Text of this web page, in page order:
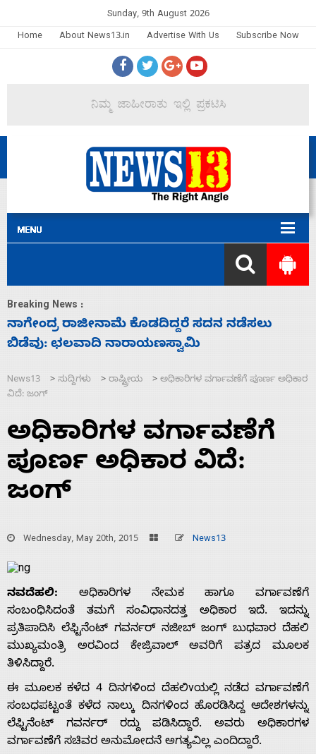
Sunday, 9th August 2026
Home
About News13.in Advertise With Us Subscribe Now
Breaking News :
ಸಚಿವ ಸಂಪುಟ ವಿಸ್ತರಣೆ ಮಾಡಿದ್ದು ಹಣಬಲ ಮತ್ತು
ಹೈಕಮಾಂಡ್ ರಾಜಕಾರಣಕ್ಕೆ: ವಿಜಯೇಂದ್ರ
News13 > ಸುದ್ದಿಗಳು > ರಾಷ್ಟ್ರೀಯ > ಅಧಿಕಾರಿಗಳ ವರ್ಗಾವಣೆಗೆ ಪೂರ್ಣ ಅಧಿಕಾರ
ವಿದೆ: ಜಂಗ್
ಅಧಿಕಾರಿಗಳ ವರ್ಗಾವಣೆಗೆ
ಪೂರ್ಣ ಅಧಿಕಾರ ವಿದೆ:
ಜಂಗ್
Wednesday, May 20th, 2015 News13
ನವದೆಹಲಿ: ಅಧಿಕಾರಿಗಳ ನೇಮಕ ಹಾಗೂ ವರ್ಗಾವಣೆಗೆ
ಸಂಬಂಧಿಸಿದಂತೆ ತಮಗೆ ಸಂವಿಧಾನದತ್ತ ಅಧಿಕಾರ ಇದೆ. ಇದನ್ನು
ಪ್ರತಿಪಾದಿಸಿ ಲೆಫ್ಟಿನೆಂಟ್ ಗವರ್ನರ್ ನಜೀಬ್ ಜಂಗ್ ಬುಧವಾರ ದೆಹಲಿ
ಮುಖ್ಯಮಂತ್ರಿ ಅರವಿಂದ ಕೇಜ್ರಿವಾಲ್ ಅವರಿಗೆ ಪತ್ರದ ಮೂಲಕ
ತಿಳಿಸಿದ್ದಾರೆ.
ಈ ಮೂಲಕ ಕಳೆದ 4 ದಿನಗಳಿಂದ ದೆಹಲಿvಯಲ್ಲಿ ನಡೆದ ವರ್ಗಾವಣೆಗೆ
ಸಂಬಧಪಟ್ಟಂತೆ ಕಳೆದ ನಾಲ್ಕು ದಿನಗಳಿಂದ ಹೊರಡಿಸಿದ್ದ ಆದೇಶಗಳನ್ನು
ಲೆಫ್ಟಿನೆಂಟ್ ಗವರ್ನರ್ ರದ್ದು ಪಡಿಸಿದ್ದಾರೆ. ಅವರು ಅಧಿಕಾರಗಳ
ವರ್ಗಾವಣೆಗೆ ಸಚಿವರ ಅನುಮೋದನೆ ಅಗತ್ಯವಿಲ್ಲ ಎಂದಿದ್ದಾರೆ.